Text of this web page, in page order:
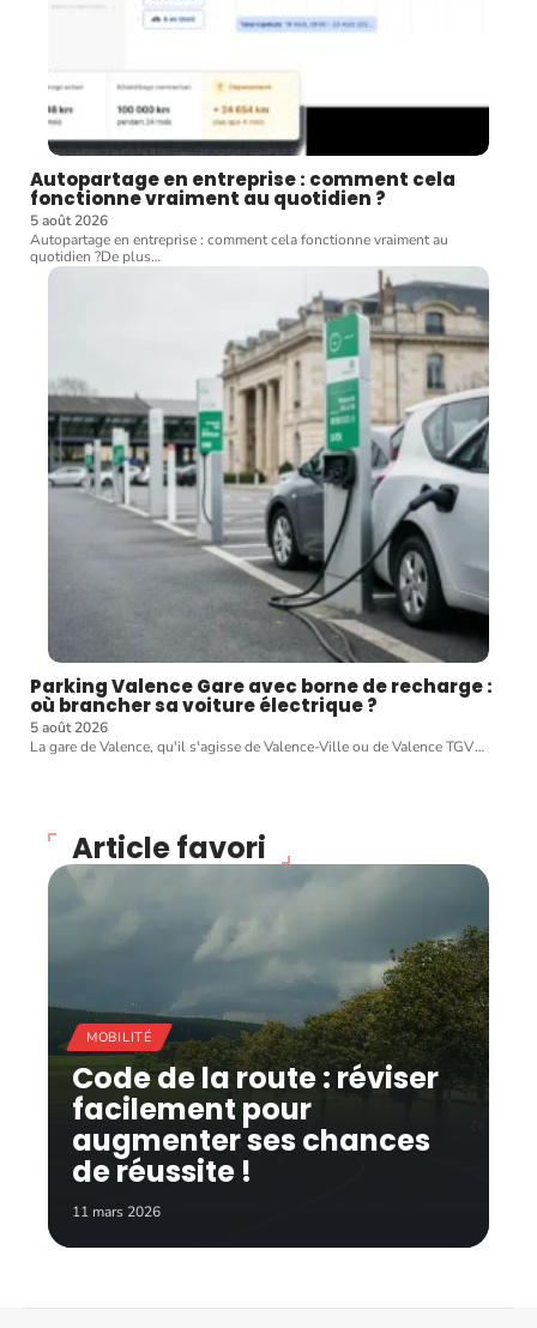
Autopartage en entreprise : comment cela
fonctionne vraiment au quotidien ?
5 août 2026
Autopartage en entreprise : comment cela fonctionne vraiment au
quotidien ?De plus…
Parking Valence Gare avec borne de recharge :
où brancher sa voiture électrique ?
5 août 2026
La gare de Valence, qu'il s'agisse de Valence-Ville ou de Valence TGV…
Article favori
MOBILITÉ
Code de la route : réviser
facilement pour
augmenter ses chances
de réussite !
11 mars 2026